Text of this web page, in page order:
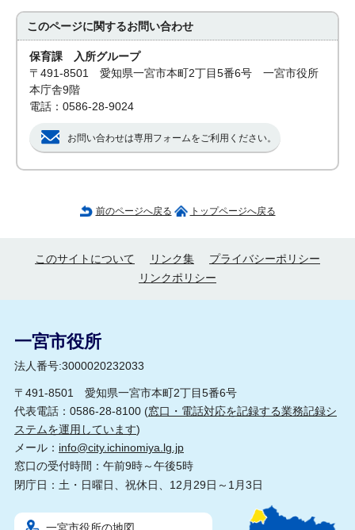
このページに関するお問い合わせ
保育課 入所グループ
〒491-8501 愛知県一宮市本町2丁目5番6号 一宮市役所
本庁舎9階
電話：0586-28-9024
お問い合わせは専用フォームをご利用ください。
前のページへ戻る トップページへ戻る
このサイトについて リンク集
プライバシーポリシー
リンクポリシー
一宮市役所
法人番号:3000020232033
〒491-8501 愛知県一宮市本町2丁目5番6号
代表電話：0586-28-8100 (窓口・電話対応を記録する業務記録シ
ステムを運用しています)
メール： info@city.ichinomiya.lg.jp
窓口の受付時間：午前9時～午後5時
閉庁日：土・日曜日、祝休日、12月29日～1月3日